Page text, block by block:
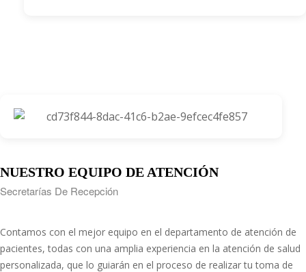
NUESTRO EQUIPO DE ATENCIÓN
Secretarías De Recepción
Contamos con el mejor equipo en el departamento de atención de
pacientes, todas con una amplia experiencia en la atención de salud
personalizada, que lo guiarán en el proceso de realizar tu toma de